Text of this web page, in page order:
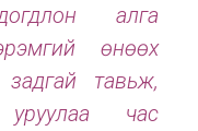
алга
өнөөх
задгай тавьж,
час